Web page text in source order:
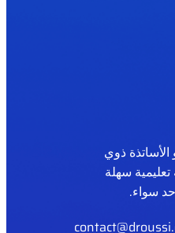
ذوي
سهلة
سواء.